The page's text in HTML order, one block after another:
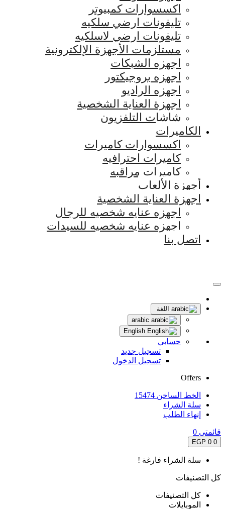
اكسسوارات كمبيوتر
تليفونات ارضي سلكيه
تليفونات ارضي لاسلكيه
مستلزمات الأجهزة الإلكترونية
اجهزه الشبكات
اجهزه بروجيكتور
اجهزه الراديو
اجهزة العناية الشخصية
شاشات التلفزيون
الكاميرات
اكسسوارات كاميرات
كاميرات احترافيه
كاميرات مراقبه
أجهزة الألعاب
اجهزة العناية الشخصية
اجهزه عنايه شخصيه للرجال
اجهزه عنايه شخصيه للسيدات
اتصل بنا
اللغة
حسابي
تسجيل جديد
تسجيل الدخول
Offers
الخط الساخن 15474
سلة الشراء
إنهاء الطلب
قائمتى 0
0
0 EGP
سلة الشراء فارغة !
كل التصنيفات
كل التصنيفات
الموبايلات